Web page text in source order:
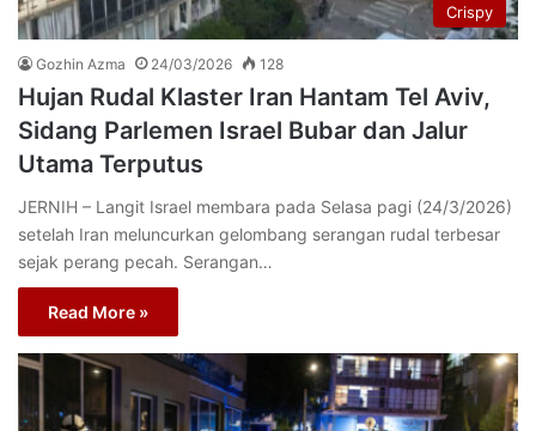
Crispy
Gozhin Azma 24/03/2026 128
Hujan Rudal Klaster Iran Hantam Tel Aviv,
Sidang Parlemen Israel Bubar dan Jalur
Utama Terputus
JERNIH – Langit Israel membara pada Selasa pagi (24/3/2026)
setelah Iran meluncurkan gelombang serangan rudal terbesar
sejak perang pecah. Serangan…
Read More »